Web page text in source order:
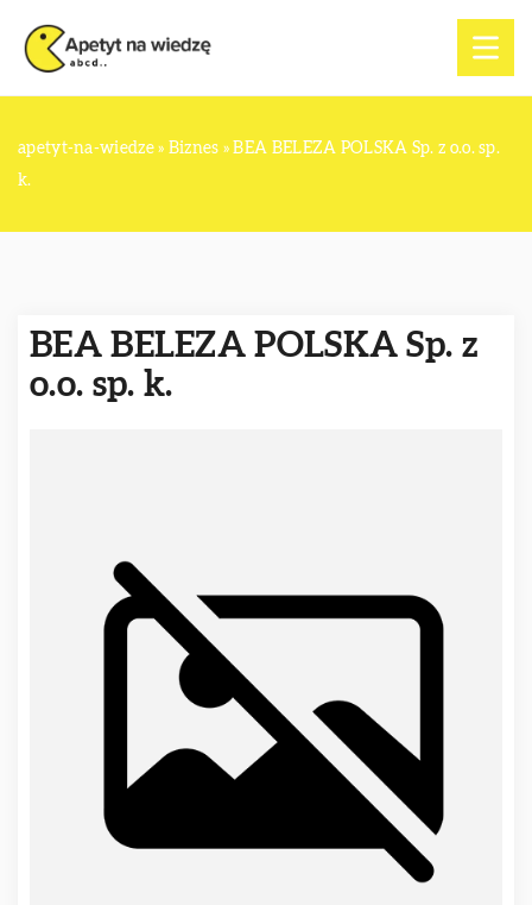
apetyt-na-wiedze» Biznes »BEA BELEZA POLSKA Sp. z o.o. sp.
k.
BEA BELEZA POLSKA Sp. z
o.o. sp. k.